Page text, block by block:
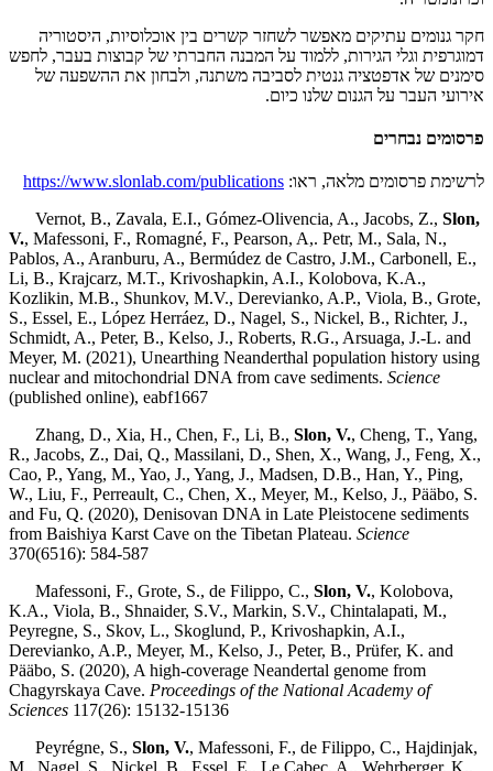
חקר גנומים עתיקים מאפשר לשחזר קשרים בין אוכלוסיות, היסטוריה
דמוגרפית וגלי הגירות, ללמוד על המבנה החברתי של קבוצות בעבר, לחפש
סימנים של אדפטציה גנטית לסביבה משתנה, ולבחון את ההשפעה של
אירועי העבר על הגנום שלנו כיום.
פרסומים נבחרים
לרשימת פרסומים מלאה, ראו: https://www.slonlab.com/publications
Vernot, B., Zavala, E.I., Gómez-Olivencia, A., Jacobs, Z., Slon,
V., Mafessoni, F., Romagné, F., Pearson, A,. Petr, M., Sala, N.,
Pablos, A., Aranburu, A., Bermúdez de Castro, J.M., Carbonell, E.,
Li, B., Krajcarz, M.T., Krivoshapkin, A.I., Kolobova, K.A.,
Kozlikin, M.B., Shunkov, M.V., Derevianko, A.P., Viola, B., Grote,
S., Essel, E., López Herráez, D., Nagel, S., Nickel, B., Richter, J.,
Schmidt, A., Peter, B., Kelso, J., Roberts, R.G., Arsuaga, J.-L. and
Meyer, M. (2021), Unearthing Neanderthal population history using
nuclear and mitochondrial DNA from cave sediments. Science
(published online), eabf1667
Zhang, D., Xia, H., Chen, F., Li, B., Slon, V., Cheng, T., Yang,
R., Jacobs, Z., Dai, Q., Massilani, D., Shen, X., Wang, J., Feng, X.,
Cao, P., Yang, M., Yao, J., Yang, J., Madsen, D.B., Han, Y., Ping,
W., Liu, F., Perreault, C., Chen, X., Meyer, M., Kelso, J., Pääbo, S.
and Fu, Q. (2020), Denisovan DNA in Late Pleistocene sediments
from Baishiya Karst Cave on the Tibetan Plateau. Science
370(6516): 584-587
Mafessoni, F., Grote, S., de Filippo, C., Slon, V., Kolobova,
K.A., Viola, B., Shnaider, S.V., Markin, S.V., Chintalapati, M.,
Peyregne, S., Skov, L., Skoglund, P., Krivoshapkin, A.I.,
Derevianko, A.P., Meyer, M., Kelso, J., Peter, B., Prüfer, K. and
Pääbo, S. (2020), A high-coverage Neandertal genome from
Chagyrskaya Cave. Proceedings of the National Academy of
Sciences 117(26): 15132-15136
Peyrégne, S., Slon, V., Mafessoni, F., de Filippo, C., Hajdinjak,